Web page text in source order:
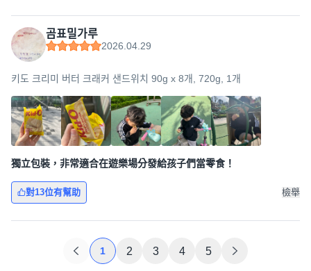
곰표밀가루
2026.04.29
키도 크리미 버터 크래커 샌드위치 90g x 8개, 720g, 1개
獨立包裝，非常適合在遊樂場分發給孩子們當零食！
對13位有幫助 檢舉
1 2 3 4 5